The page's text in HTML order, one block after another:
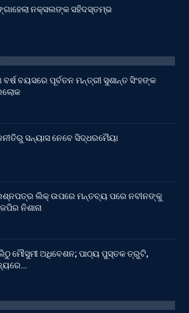
ନକ୍ସଲଙ୍କ ସହିଦସ୍ତମ୍ଭ
ବର୍ଷ ବୟସରେ ପୂର୍ବତନ ମନ୍ତ୍ରୀ ସୁଶାନ୍ତ ସିଂହଙ୍କ
ସନ୍ୟାସ ନେବେ ସିଦ୍ଧରମୈୟା
ଲିକ୍ ଉପରେ ମନ୍ତବ୍ୟ ପରେ ନବୀନଙ୍କୁ
ନିଶାନା
ମୌସୁମୀ ଅଧିବେଶନ; ପାଠ୍ୟ ପୁସ୍ତକ ତ୍ରୁଟି,